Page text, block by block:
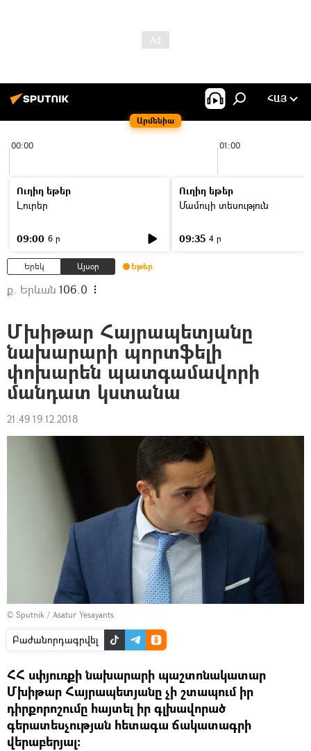
Արմենիա
ՀԱՅ
00:00 01:00
Ուղիղ եթեր
Լուրեր
09:00 6 ր
Ուղիղ եթեր
Մամուլի տեսություն
09:35 4 ր
Երեկ Այսօր Եթեր
ք. Երևան 106.0
Մխիթար Հայրապետյանը
նախարարի պորտֆելի
փոխարեն պատգամավորի
մանդատ կստանա
21:49 19.12.2018
© Sputnik / Asatur Yesayants
Բաժանորդագրվել
ՀՀ սփյուռքի նախարարի պաշտոնակատար
Մխիթար Հայրապետյանը չի շտապում իր
դիրքորոշումը հայտել իր գլխավորած
գերատեսչության հետագա ճակատագրի
վերաբերյալ։